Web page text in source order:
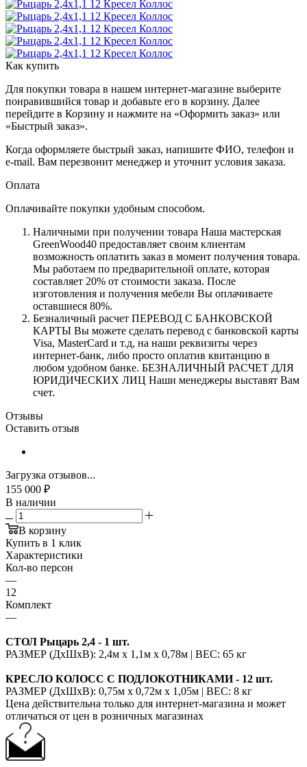
Как купить
Для покупки товара в нашем интернет-магазине выберите
понравившийся товар и добавьте его в корзину. Далее
перейдите в Корзину и нажмите на «Оформить заказ» или
«Быстрый заказ».
Когда оформляете быстрый заказ, напишите ФИО, телефон и
e-mail. Вам перезвонит менеджер и уточнит условия заказа.
Оплата
Оплачивайте покупки удобным способом.
Наличными при получении товара Наша мастерская
GreenWood40 предоставляет своим клиентам
возможность оплатить заказ в момент получения товара.
Мы работаем по предварительной оплате, которая
составляет 20% от стоимости заказа. После
изготовления и получения мебели Вы оплачиваете
оставшиеся 80%.
Безналичный расчет ПЕРЕВОД С БАНКОВСКОЙ
КАРТЫ Вы можете сделать перевод с банковской карты
Visa, MasterCard и т.д, на наши реквизиты через
интернет-банк, либо просто оплатив квитанцию в
любом удобном банке. БЕЗНАЛИЧНЫЙ РАСЧЕТ ДЛЯ
ЮРИДИЧЕСКИХ ЛИЦ Наши менеджеры выставят Вам
счет.
Отзывы
Оставить отзыв
Загрузка отзывов...
155 000 ₽
В наличии
В корзину
Купить в 1 клик
Характеристики
Кол-во персон
—
12
Комплект
—
СТОЛ Рыцарь 2,4 - 1 шт.
РАЗМЕР (ДхШхВ): 2,4м х 1,1м х 0,78м | ВЕС: 65 кг
КРЕСЛО КОЛОСС С ПОДЛОКОТНИКАМИ - 12 шт.
РАЗМЕР (ДхШхВ): 0,75м х 0,72м х 1,05м | ВЕС: 8 кг
Цена действительна только для интернет-магазина и может
отличаться от цен в розничных магазинах